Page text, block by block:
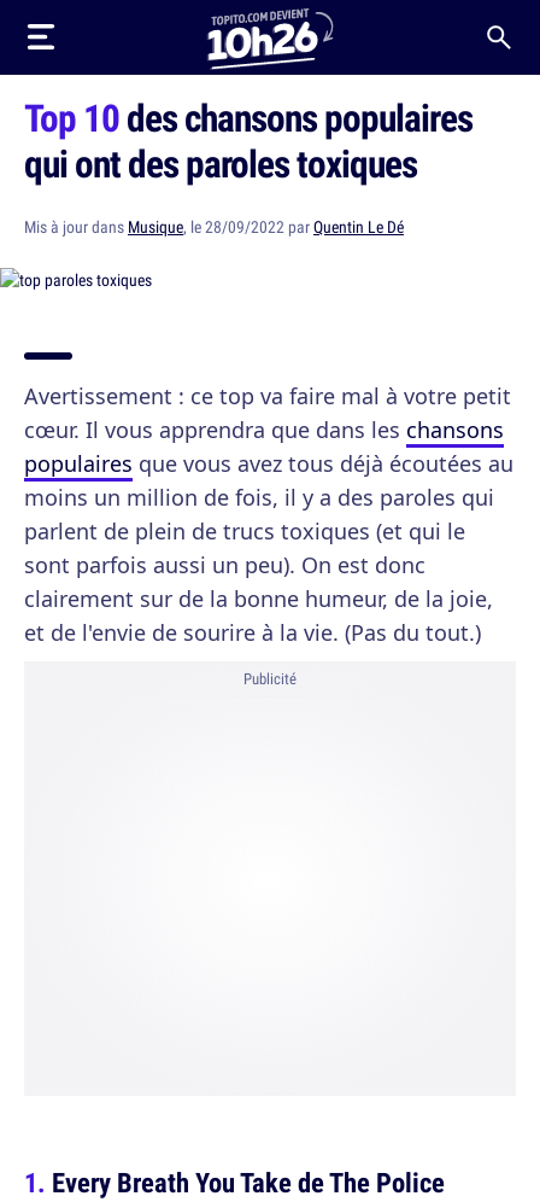
Top 10des chansons populaires
qui ont des paroles toxiques
Mis à jour dans Musique, le 28/09/2022 parQuentin Le Dé
Avertissement : ce top va faire mal à votre petit
cœur. Il vous apprendra que dans les chansons
populaires que vous avez tous déjà écoutées au
moins un million de fois, il y a des paroles qui
parlent de plein de trucs toxiques (et qui le
sont parfois aussi un peu). On est donc
clairement sur de la bonne humeur, de la joie,
et de l'envie de sourire à la vie. (Pas du tout.)
Publicité
Every Breath You Take de The Police